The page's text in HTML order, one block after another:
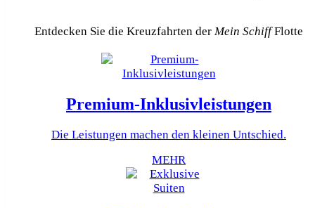
Entdecken Sie die Kreuzfahrten der Mein SchiffFlotte
Premium-Inklusivleistungen
Die Leistungen machen den kleinen Untschied.
MEHR